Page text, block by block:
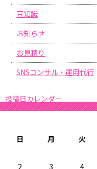
豆知識
お知らせ
お見積り
SNSコンサル・運用代行
投稿日カレンダー
日
月 火
2
3 4